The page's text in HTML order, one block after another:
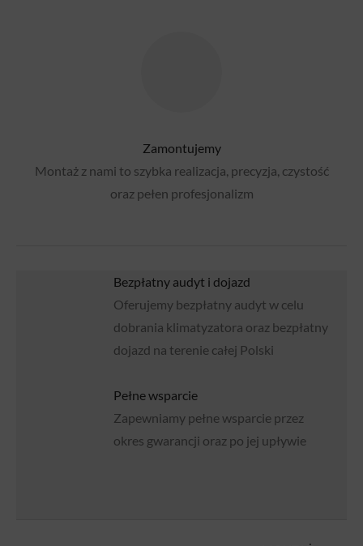
Zamontujemy
Montaż z nami to szybka realizacja, precyzja, czystość
oraz pełen profesjonalizm
Bezpłatny audyt i dojazd
Oferujemy bezpłatny audyt w celu
dobrania klimatyzatora oraz bezpłatny
dojazd na terenie całej Polski
Pełne wsparcie
Zapewniamy pełne wsparcie przez
okres gwarancji oraz po jej upływie